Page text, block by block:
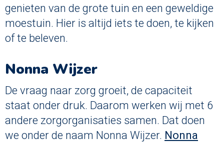
genieten van de grote tuin en een geweldige
moestuin. Hier is altijd iets te doen, te kijken
of te beleven.
Nonna Wijzer
De vraag naar zorg groeit, de capaciteit
staat onder druk. Daarom werken wij met 6
andere zorgorganisaties samen. Dat doen
we onder de naam Nonna Wijzer. Nonna